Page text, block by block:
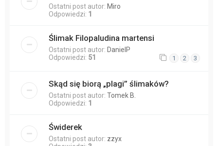
Ostatni post autor: Miro
Odpowiedzi: 1
Ślimak Filopaludina martensi
Ostatni post autor: DanielP
Odpowiedzi: 51 1 2 3
Skąd się biorą „plagi” ślimaków?
Ostatni post autor: Tomek B.
Odpowiedzi: 1
Świderek
Ostatni post autor: zzyx